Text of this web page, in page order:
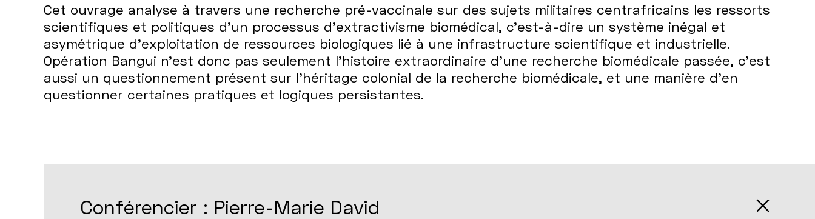
Cet ouvrage analyse à travers une recherche pré-vaccinale sur des sujets militaires centrafricains les ressorts
scientifiques et politiques d’un processus d’extractivisme biomédical, c’est-à-dire un système inégal et
asymétrique d’exploitation de ressources biologiques lié à une infrastructure scientifique et industrielle.
Opération Bangui n’est donc pas seulement l’histoire extraordinaire d’une recherche biomédicale passée, c’est
aussi un questionnement présent sur l’héritage colonial de la recherche biomédicale, et une manière d’en
questionner certaines pratiques et logiques persistantes.
Conférencier : Pierre-Marie David